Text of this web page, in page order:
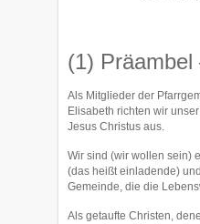
(1)
Als Mitglieder der
Elisabeth richten wir
Jesus Christus aus.
Wir sind (wir wollen sein)
(das heißt einla­dende)
Gemeinde, die die
Als getaufte Christen,